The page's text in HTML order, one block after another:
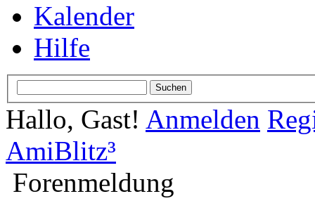
Kalender
Hilfe
Hallo, Gast! Anmelden
AmiBlitz³
Forenmeldung